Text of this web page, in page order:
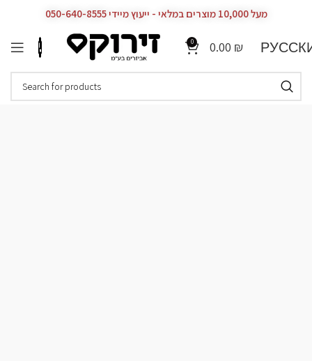
מעל 10,000 מוצרים במלאי - ייעוץ מיידי 050-640-8555
0 0.00 ₪